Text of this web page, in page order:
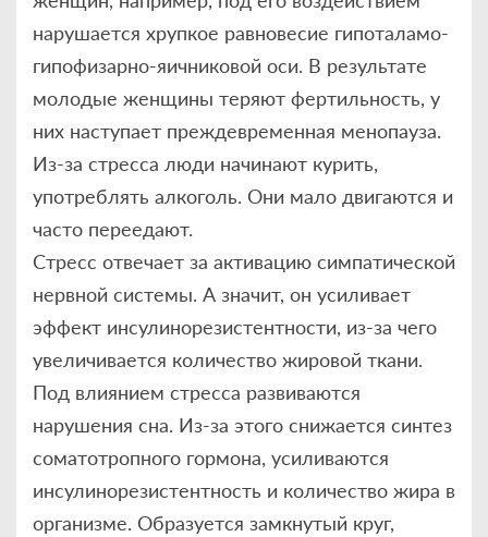
нарушается хрупкое равновесие гипоталамо-
гипофизарно-яичниковой оси. В результате
молодые женщины теряют фертильность, у
них наступает преждевременная менопауза.
Из-за стресса люди начинают курить,
употреблять алкоголь. Они мало двигаются и
часто переедают.
Стресс отвечает за активацию симпатической
нервной системы. А значит, он усиливает
эффект инсулинорезистентности, из-за чего
увеличивается количество жировой ткани.
Под влиянием стресса развиваются
нарушения сна. Из-за этого снижается синтез
соматотропного гормона, усиливаются
инсулинорезистентность и количество жира в
организме. Образуется замкнутый круг,